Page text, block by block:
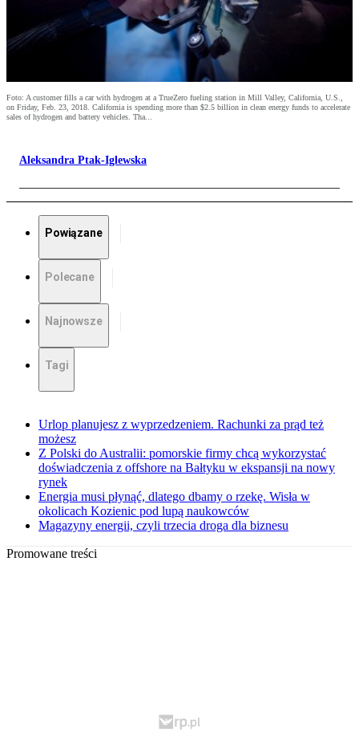
Foto: A customer fills a car with hydrogen at a TrueZero fueling station in Mill Valley, California, U.S.,
on Friday, Feb. 23, 2018. California is spending more than $2.5 billion in clean energy funds to accelerate
sales of hydrogen and battery vehicles. Tha...
Aleksandra Ptak-Iglewska
Powiązane
Polecane
Najnowsze
Tagi
Urlop planujesz z wyprzedzeniem. Rachunki za prąd też
możesz
Z Polski do Australii: pomorskie firmy chcą wykorzystać
doświadczenia z offshore na Bałtyku w ekspansji na nowy
rynek
Energia musi płynąć, dlatego dbamy o rzekę. Wisła w
okolicach Kozienic pod lupą naukowców
Magazyny energii, czyli trzecia droga dla biznesu
Promowane treści